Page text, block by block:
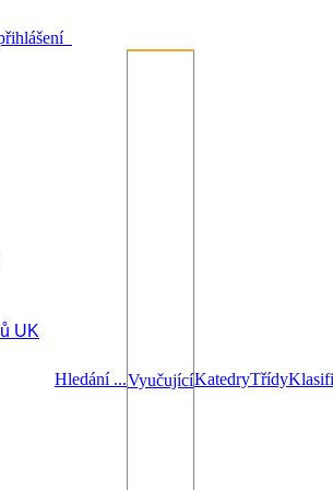
UK
Hledání ...VyučujícíKatedryTřídy